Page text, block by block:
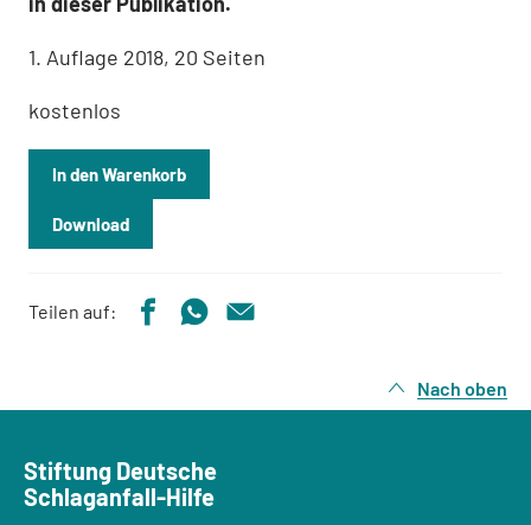
1. Auflage 2018, 20 Seiten
kostenlos
In den Warenkorb
Download
Teilen auf:
Nach oben
Stiftung Deutsche
Schlaganfall-Hilfe